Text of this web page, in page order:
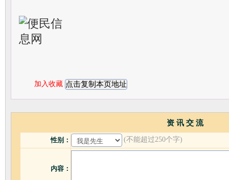
加入收藏
资 讯 交 流
性别： (不能超过250个字)
内容：